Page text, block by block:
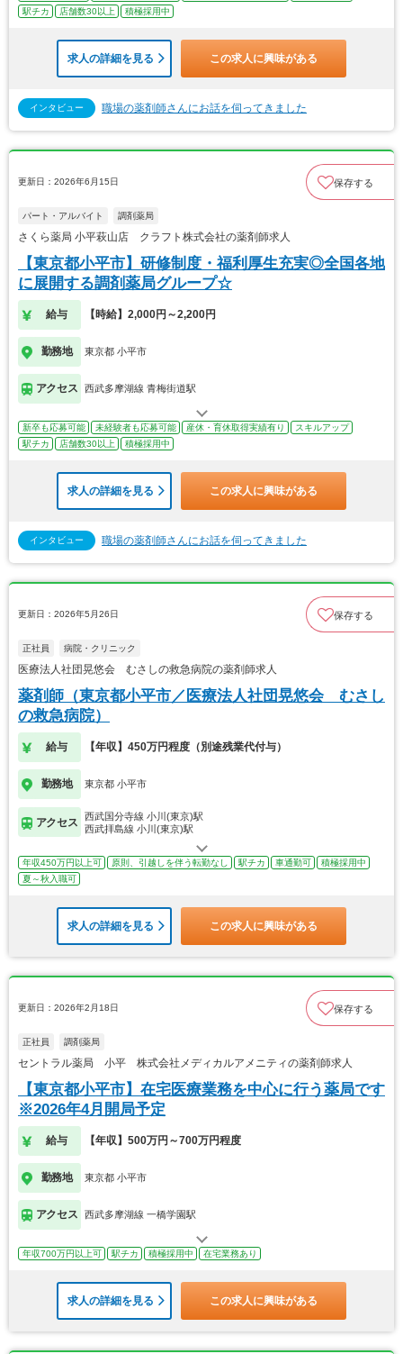
駅チカ 店舗数30以上 積極採用中
求人の詳細を見る この求人に興味がある
インタビュー 職場の薬剤師さんにお話を伺ってきました
更新日：2026年6月15日 保存する
パート・アルバイト 調剤薬局
さくら薬局 小平萩山店 クラフト株式会社の薬剤師求人
【東京都小平市】研修制度・福利厚生充実◎全国各地
に展開する調剤薬局グループ☆
給与 【時給】2,000円～2,200円
勤務地 東京都 小平市
アクセス 西武多摩湖線 青梅街道駅
新卒も応募可能 未経験者も応募可能 産休・育休取得実績有り
スキルアップ
駅チカ
店舗数30以上 積極採用中
求人の詳細を見る この求人に興味がある
インタビュー 職場の薬剤師さんにお話を伺ってきました
更新日：2026年5月26日 保存する
正社員 病院・クリニック
医療法人社団晃悠会 むさしの救急病院の薬剤師求人
薬剤師（東京都小平市／医療法人社団晃悠会 むさし
の救急病院）
給与 【年収】450万円程度（別途残業代付与）
勤務地 東京都 小平市
アクセス
西武国分寺線 小川(東京)駅
西武拝島線 小川(東京)駅
年収450万円以上可 原則、引越しを伴う転勤なし 駅チカ 車通勤可
積極採用中
夏～秋入職可
求人の詳細を見る この求人に興味がある
更新日：2026年2月18日 保存する
正社員 調剤薬局
セントラル薬局 小平 株式会社メディカルアメニティの薬剤師求人
【東京都小平市】在宅医療業務を中心に行う薬局です
※2026年4月開局予定
給与 【年収】500万円～700万円程度
勤務地 東京都 小平市
アクセス 西武多摩湖線 一橋学園駅
年収700万円以上可 駅チカ 積極採用中 在宅業務あり
求人の詳細を見る この求人に興味がある